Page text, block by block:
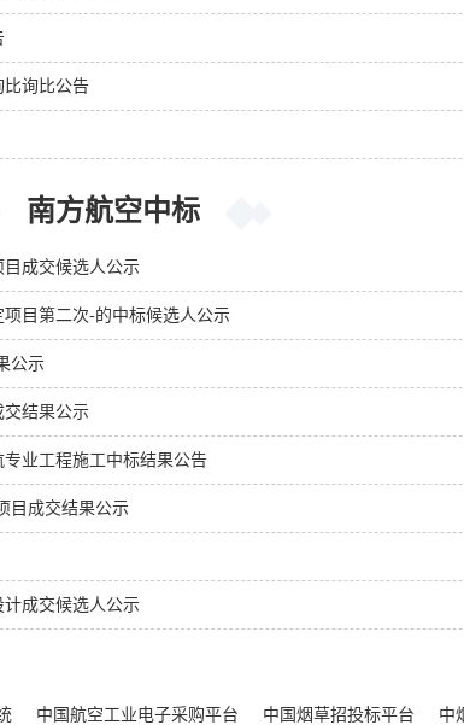
比询比公告
南方航空中标
成交候选人公示
目第二次-的中标候选人公示
公示
交结果公示
业工程施工中标结果公告
目成交结果公示
成交候选人公示
中国航空工业电子采购平台 中国烟草招投标平台 中